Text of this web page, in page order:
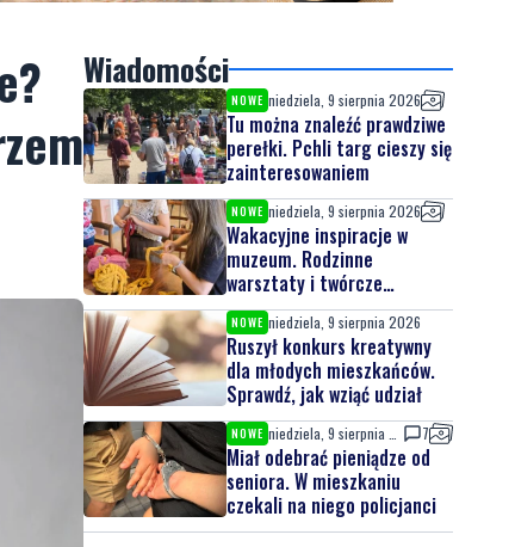
Wiadomości
NOWE niedziela, 9 sierpnia 2026
Tu można znaleźć prawdziwe
perełki. Pchli targ cieszy się
zainteresowaniem
NOWE niedziela, 9 sierpnia 2026
Wakacyjne inspiracje w
muzeum. Rodzinne
warsztaty i twórcze
spotkania
NOWE niedziela, 9 sierpnia 2026
Ruszył konkurs kreatywny
dla młodych mieszkańców.
Sprawdź, jak wziąć udział
NOWE 7
Miał odebrać pieniądze od
seniora. W mieszkaniu
czekali na niego policjanci